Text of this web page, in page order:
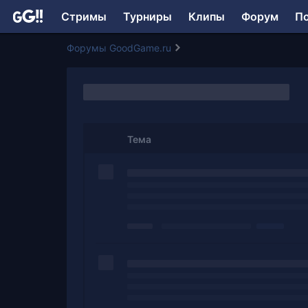
Стримы Турниры Клипы Форум
Форумы GoodGame.ru
Тема